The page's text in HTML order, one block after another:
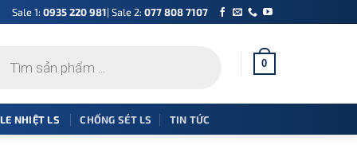
Sale 1: 0935 220 981| Sale 2: 077 808 7107
0
NHIỆT LS CHỐNG SÉT LS TIN TỨC